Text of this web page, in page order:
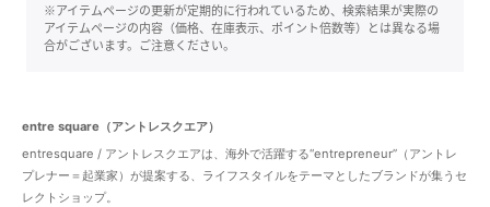
※アイテムページの更新が定期的に行われているため、検索結果が実際の
アイテムページの内容（価格、在庫表示、ポイント倍数等）とは異なる場
合がございます。ご注意ください。
entre square（アントレスクエア）
entresquare / アントレスクエアは、海外で活躍する“entrepreneur”（アントレ
プレナー＝起業家）が提案する、ライフスタイルをテーマとしたブランドが集うセ
レクトショップ。